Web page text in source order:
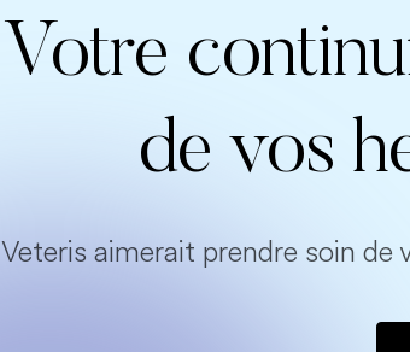
Votre
de vos
Veteris aimerait prendre soin